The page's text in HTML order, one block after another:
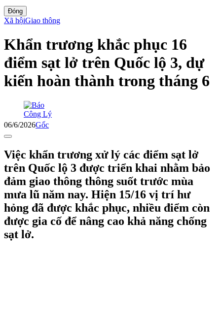
Đóng
Xã hộiGiao thông
Khẩn trương khắc phục 16
điểm sạt lở trên Quốc lộ 3, dự
kiến hoàn thành trong tháng 6
06/6/2026Gốc
Việc khẩn trương xử lý các điểm sạt lở
trên Quốc lộ 3 được triển khai nhằm bảo
đảm giao thông thông suốt trước mùa
mưa lũ năm nay. Hiện 15/16 vị trí hư
hỏng đã được khắc phục, nhiều điểm còn
được gia cố để nâng cao khả năng chống
sạt lở.